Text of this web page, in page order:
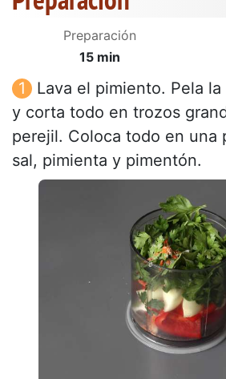
Preparación
15 min
Lava el pimiento. Pela
y corta todo en trozos
perejil. Coloca todo en una
sal, pimienta y pimentón.